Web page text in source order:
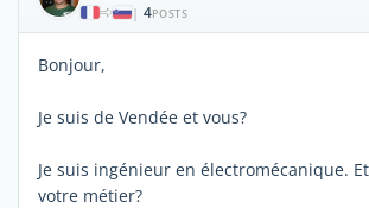
| 4POSTS
Bonjour,
Je suis de Vendée et vous?
Je suis ingénieur en électromécanique.
votre métier?